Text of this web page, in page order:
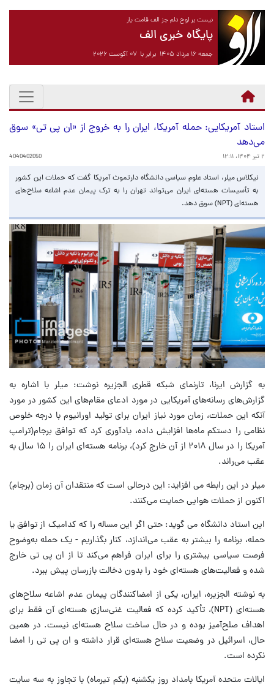
نیست بر لوح دلم جز الف قامت یار
پایگاه خبری الف
جمعه ۱۶ مرداد ۱۴۰۵ برابر با ۰۷ آگوست ۲۰۲۶
استاد آمریکایی: حمله آمریکا، ایران را به خروج از «ان پی تی» سوق
می‌دهد
۲ تیر ۱۴۰۴، ۱۲:۱۱ 4040402050
نیکلاس میلر، استاد علوم سیاسی دانشگاه دارتموث آمریکا گفت که حملات این کشور
به تأسیسات هسته‌ای ایران می‌تواند تهران را به ترک پیمان عدم اشاعه سلاح‌های
هسته‌ای (NPT) سوق دهد.
به گزارش ایرنا، تارنمای شبکه قطری الجزیره نوشت: میلر با اشاره به
گزارش‌های رسانه‌های آمریکایی در مورد ادعای مقام‌های این کشور در مورد
آنکه این حملات، زمان مورد نیاز ایران برای تولید اورانیوم با درجه خلوص
نظامی را دستکم ماه‌ها افزایش داده، یادآوری کرد که توافق برجام(ترامپ
آمریکا را در سال ۲۰۱۸ از آن خارج کرد)، برنامه هسته‌ای ایران را ۱۵ سال به
عقب می‌راند.
میلر در این رابطه می افزاید: این درحالی است که منتقدان آن زمان (برجام)
اکنون از حملات هوایی حمایت می‌کنند.
این استاد دانشگاه می گوید: حتی اگر این مساله را که کدامیک از توافق یا
حمله، برنامه را بیشتر به عقب می‌اندازد، کنار بگذاریم - یک حمله به‌وضوح
فرصت سیاسی بیشتری را برای ایران فراهم می‌کند تا از ان پی تی خارج
شده و فعالیت‌های هسته‌ای خود را بدون دخالت بازرسان پیش ببرد.
به نوشته الجزیره، ایران، یکی از امضاکنندگان پیمان عدم اشاعه سلاح‌های
هسته‌ای (NPT)، تأکید کرده که فعالیت غنی‌سازی هسته‌ای آن فقط برای
اهداف صلح‌آمیز بوده و در حال ساخت سلاح هسته‌ای نیست. در همین
حال، اسرائیل در وضعیت سلاح هسته‌ای قرار داشته و ان پی تی را امضا
نکرده است.
ایالات متحده آمریکا بامداد روز یکشنبه (یکم تیرماه) با تجاوز به سه سایت